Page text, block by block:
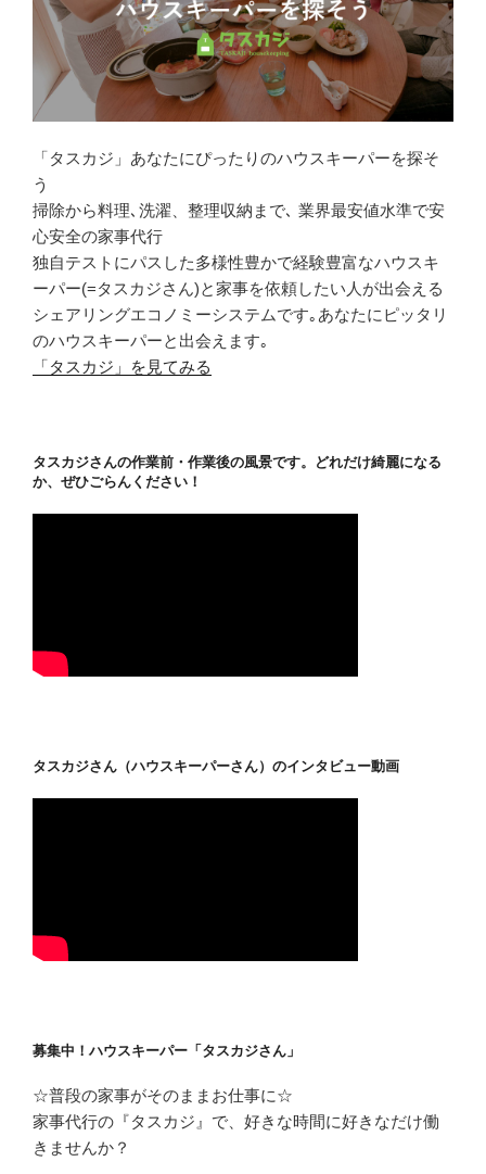
「タスカジ」あなたにぴったりのハウスキーパーを探そ
う
掃除から料理､洗濯、整理収納まで､ 業界最安値水準で安
心安全の家事代行
独自テストにパスした多様性豊かで経験豊富なハウスキ
ーパー(=タスカジさん)と家事を依頼したい人が出会える
シェアリングエコノミーシステムです｡あなたにピッタリ
のハウスキーパーと出会えます｡
「タスカジ」を見てみる
タスカジさんの作業前・作業後の風景です。どれだけ綺麗になる
か、ぜひごらんください！
タスカジさん（ハウスキーパーさん）のインタビュー動画
募集中！ハウスキーパー「タスカジさん」
☆普段の家事がそのままお仕事に☆
家事代行の『タスカジ』で、好きな時間に好きなだけ働
きませんか？